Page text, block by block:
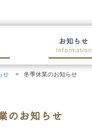
お知らせ
Information
せ 冬季休業のお知らせ
のお知らせ